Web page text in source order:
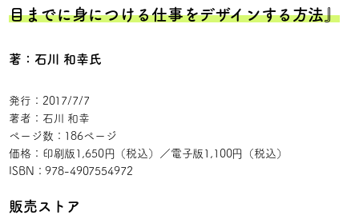
目までに身につける仕事をデザインする方法』
著：石川 和幸氏
発行：2017/7/7
著者：石川 和幸
ページ数：186ページ
価格：印刷版1,650円（税込）／電子版1,100円（税込）
ISBN：978-4907554972
販売ストア